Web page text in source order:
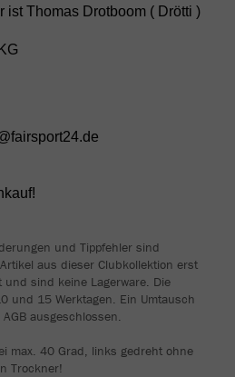
ist Thomas Drotboom ( Drötti )
und Tippfehler sind
aus dieser Clubkollektion erst
sind keine Lagerware. Die
und 15 Werktagen. Ein Umtausch
ausgeschlossen.
max. 40 Grad, links gedreht ohne
Trockner!